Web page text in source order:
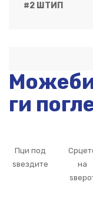
#2 ШТИП
Можеби
ги
Пци под
ѕвездите
на